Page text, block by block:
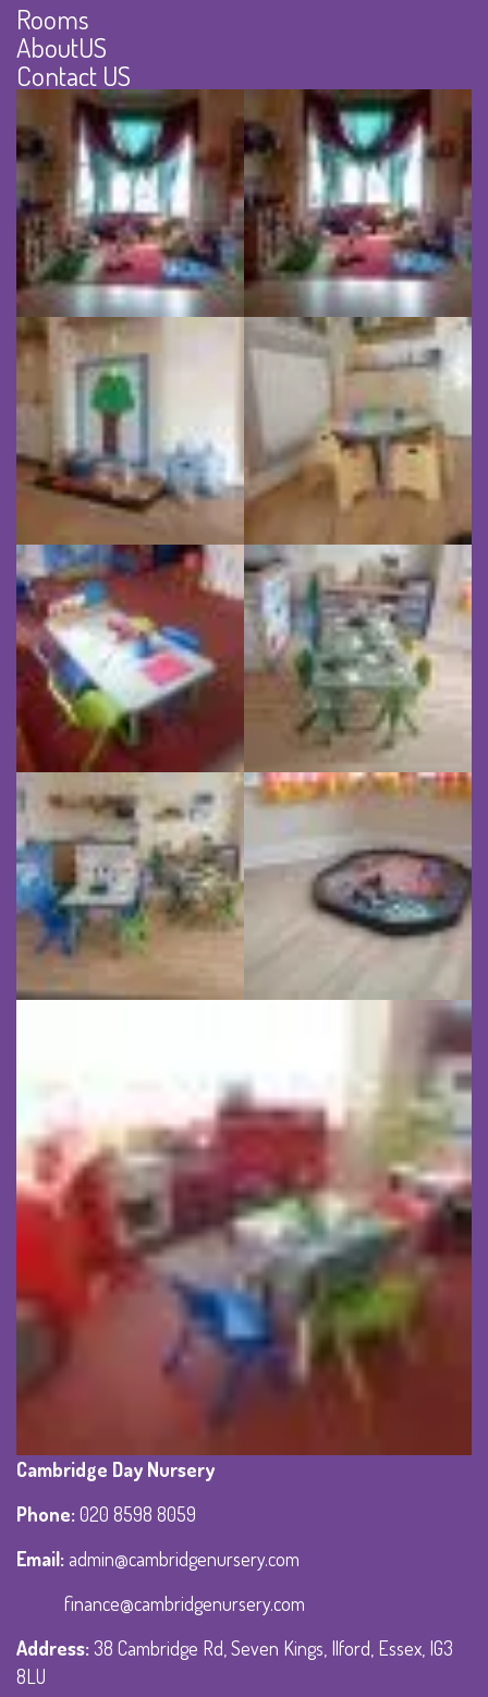
Rooms
AboutUS
Contact US
Cambridge Day Nursery
Phone:020 8598 8059
Email:admin@cambridgenursery.com
finance@cambridgenursery.com
Address: 38 Cambridge Rd, Seven Kings, Ilford, Essex, IG3
8LU